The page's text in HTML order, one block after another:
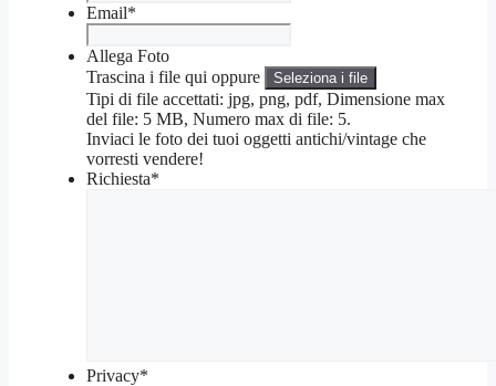
Email*
Allega Foto
Trascina i file qui oppure
Seleziona i file
Tipi di file accettati: jpg, png, pdf, Dimensione max
del file: 5 MB, Numero max di file: 5.
Inviaci le foto dei tuoi oggetti antichi/vintage che
vorresti vendere!
Richiesta*
Privacy*